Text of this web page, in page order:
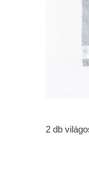
2 db